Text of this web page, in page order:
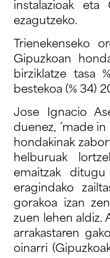
instalazioak eta
ezagutzeko.
Trienekenseko
Gipuzkoan
birziklatze tasa
bestekoa (% 34)
Jose Ignacio
duenez, ´made
hondakinak
helburuak
emaitzak
eragindako
gorakoa izan
zuen lehen aldiz.
arrakastaren
oinarri